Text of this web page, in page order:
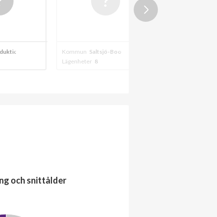
Boo
Kommun Saltsjö-Boo
Lägenheter 9
och snittålder